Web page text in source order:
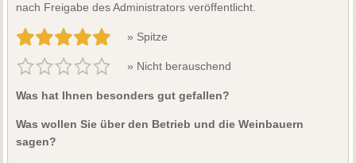
nach Freigabe des Administrators veröffentlicht.
» Spitze
» Nicht berauschend
Was hat Ihnen besonders gut gefallen?
Was wollen Sie über den Betrieb und die Weinbauern
sagen?